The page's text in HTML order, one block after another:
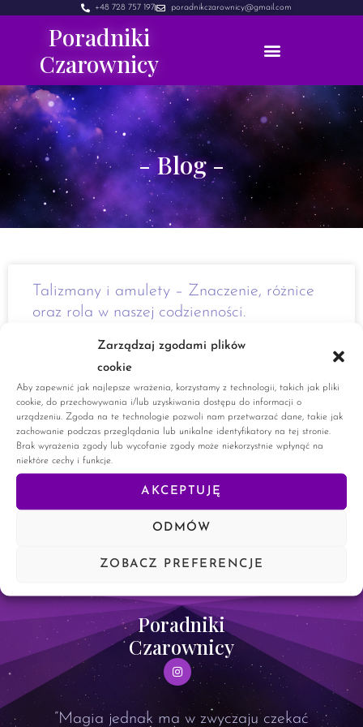
Zarządzaj zgodami plików
cookie
Aby zapewnić jak najlepsze wrażenia, korzystamy z technologii, takich jak pliki
cookie, do przechowywania i/lub uzyskiwania dostępu do informacji o
urządzeniu. Zgoda na te technologie pozwoli nam przetwarzać dane, takie jak
zachowanie podczas przeglądania lub unikalne identyfikatory na tej stronie.
Brak wyrażenia zgody lub wycofanie zgody może niekorzystnie wpłynąć na
niektóre cechy i funkcje.
AKCEPTUJĘ
ODMÓW
ZOBACZ PREFERENCJE
+48 728 757 197 poradnikczarownicy@gmail.com
Poradniki
Czarownicy
- Blog -
Talizmany i amulety – Znaczenie, różnice
oraz rola w naszej codzienności.
Cześć Dzisiaj postanowiłam wam przedstawić, bardzo
ciekawy temat. Talizmany. Talizman to, określona rzecz,
zazwyczaj emanuje określoną przez nas mocą. Moc ta
przyciąganie szczęścia, czy odbieranie złej energii od nas. Tak
prosto mówiąc
CZYTAJ WIĘCEJ »
14 lutego, 2024 25 komentarzy
Poradniki
Czarownicy
”Magia jednak ma w zwyczaju czekać